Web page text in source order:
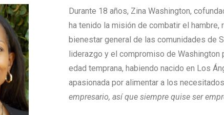
Durante 18 años, Zina Washington,
ha tenido la misión de combatir el
bienestar general de las comunidades de
liderazgo y el compromiso de Washington
edad temprana, habiendo nacido en Los
apasionada por alimentar a los
empresario, así que siempre quise ser